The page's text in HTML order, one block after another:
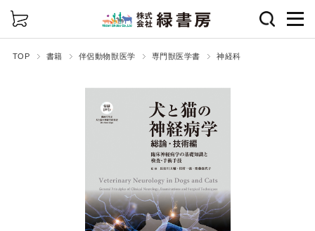
TOP 書籍 伴侶動物獣医学 専門獣医学書 神経科